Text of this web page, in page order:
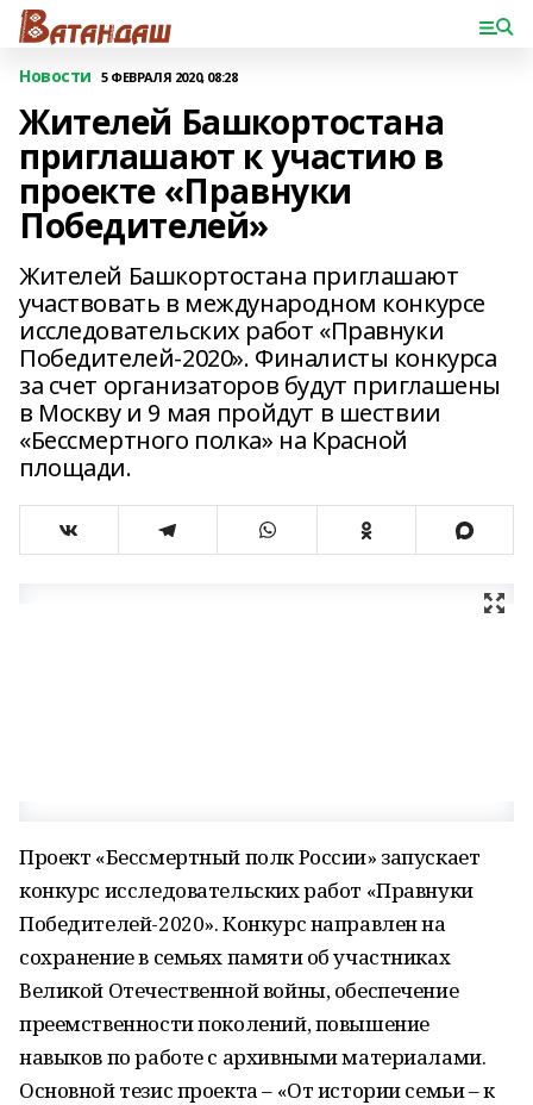
Новости 5 ФЕВРАЛЯ 2020, 08:28
Жителей Башкортостана
приглашают к участию в
проекте «Правнуки
Победителей»
Жителей Башкортостана приглашают
участвовать в международном конкурсе
исследовательских работ «Правнуки
Победителей-2020». Финалисты конкурса
за счет организаторов будут приглашены
в Москву и 9 мая пройдут в шествии
«Бессмертного полка» на Красной
площади.
Проект «Бессмертный полк России» запускает
конкурс исследовательских работ «Правнуки
Победителей-2020». Конкурс направлен на
сохранение в семьях памяти об участниках
Великой Отечественной войны, обеспечение
преемственности поколений, повышение
навыков по работе с архивными материалами.
Основной тезис проекта – «От истории семьи – к